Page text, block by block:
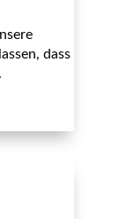
dass